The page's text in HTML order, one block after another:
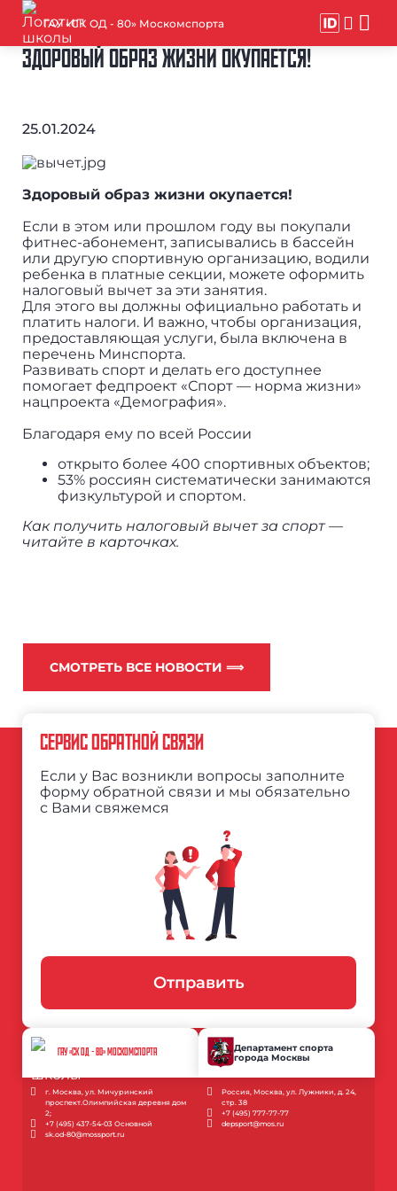
ГАУ «СК ОД - 80» Москомспорта
ЗДОРОВЫЙ ОБРАЗ ЖИЗНИ ОКУПАЕТСЯ!
25.01.2024
Здоровый образ жизни окупается!
Если в этом или прошлом году вы покупали
фитнес-абонемент, записывались в бассейн
или другую спортивную организацию, водили
ребенка в платные секции, можете оформить
налоговый вычет за эти занятия.
Для этого вы должны официально работать и
платить налоги. И важно, чтобы организация,
предоставляющая услуги, была включена в
перечень Минспорта.
Развивать спорт и делать его доступнее
помогает федпроект «Спорт — норма жизни»
нацпроекта «Демография».
Благодаря ему по всей России
открыто более 400 спортивных объектов;
53% россиян систематически занимаются
физкультурой и спортом.
Как получить налоговый вычет за спорт —
читайте в карточках.
СМОТРЕТЬ ВСЕ НОВОСТИ ⟹
СЕРВИС ОБРАТНОЙ СВЯЗИ
Если у Вас возникли вопросы заполните
форму обратной связи и мы обязательно
с Вами свяжемся
Отправить
ГАУ «СК ОД - 80» МОСКОМСПОРТА
г. Москва, ул. Мичуринский
проспект.Олимпийская деревня дом
2;
+7 (495) 437-54-03 Основной
sk.od-80@mossport.ru
Департамент спорта
города Москвы
Россия, Москва, ул. Лужники, д. 24,
стр. 38
+7 (495) 777-77-77
depsport@mos.ru